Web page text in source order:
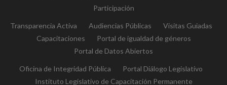
Participación
Transparencia Activa Audiencias Públicas
Visitas Guiadas
Capacitaciones
Portal de igualdad de géneros
Portal de Datos Abiertos
Oficina de Integridad Pública
Portal Diálogo Legislativo
Instituto Legislativo de Capacitación Permanente